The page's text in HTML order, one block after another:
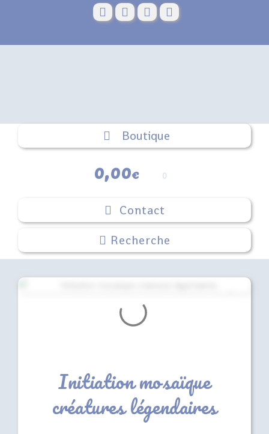
Boutique
0,00€ 0
Contact
Initiation mosaïque
créatures légendaires